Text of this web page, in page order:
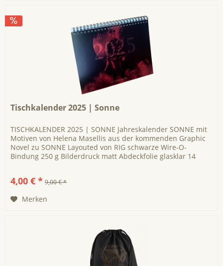
Tischkalender 2025 | Sonne
TISCHKALENDER 2025 | SONNE Jahreskalender SONNE mit
Motiven von Helena Masellis aus der kommenden Graphic
Novel zu SONNE Layouted von RIG schwarze Wire-O-
Bindung 250 g Bilderdruck matt Abdeckfolie glasklar 14
4,00 € * 9,00 € *
Merken